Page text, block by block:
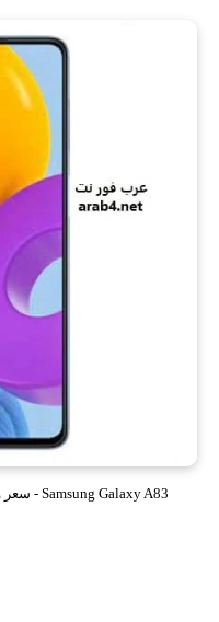
Samsung Galaxy A83 - سعر و مواصفات سامسونج جالاكسي اي 83